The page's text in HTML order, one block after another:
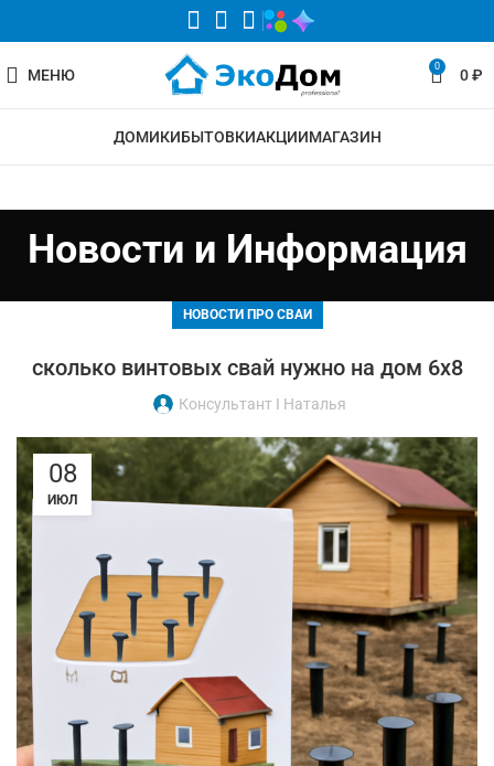
МЕНЮ 0 0₽
ДОМИКИБЫТОВКИАКЦИИМАГАЗИН
Новости и Информация
НОВОСТИ ПРО СВАИ
сколько винтовых свай нужно на дом 6х8
Консультант I Наталья
08
ИЮЛ